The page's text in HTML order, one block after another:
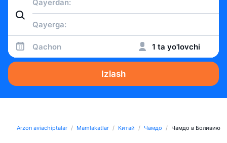
Qachon 1 ta yo'lovchi
Izlash
Arzon aviachiptalar Mamlakatlar Китай Чамдо Чамдо в Боливию